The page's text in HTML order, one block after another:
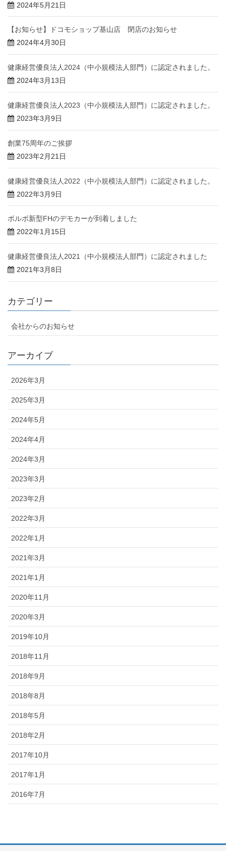
2024年5月21日
【お知らせ】ドコモショップ基山店 閉店のお知らせ
2024年4月30日
健康経営優良法人2024（中小規模法人部門）に認定されました。
2024年3月13日
健康経営優良法人2023（中小規模法人部門）に認定されました。
2023年3月9日
創業75周年のご挨拶
2023年2月21日
健康経営優良法人2022（中小規模法人部門）に認定されました。
2022年3月9日
ボルボ新型FHのデモカーが到着しました
2022年1月15日
健康経営優良法人2021（中小規模法人部門）に認定されました
2021年3月8日
カテゴリー
会社からのお知らせ
アーカイブ
2026年3月
2025年3月
2024年5月
2024年4月
2024年3月
2023年3月
2023年2月
2022年3月
2022年1月
2021年3月
2021年1月
2020年11月
2020年3月
2019年10月
2018年11月
2018年9月
2018年8月
2018年5月
2018年2月
2017年10月
2017年1月
2016年7月